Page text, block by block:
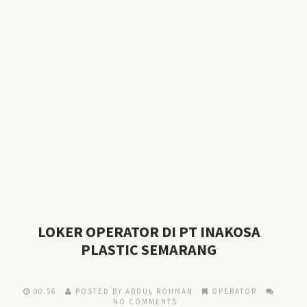
LOKER OPERATOR DI PT INAKOSA
PLASTIC SEMARANG
00.56 POSTED BY ABDUL ROHMAN
OPERATOR
NO COMMENTS